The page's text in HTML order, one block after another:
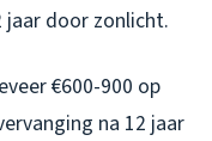
jaar door zonlicht.
€600-900 op
na 12 jaar